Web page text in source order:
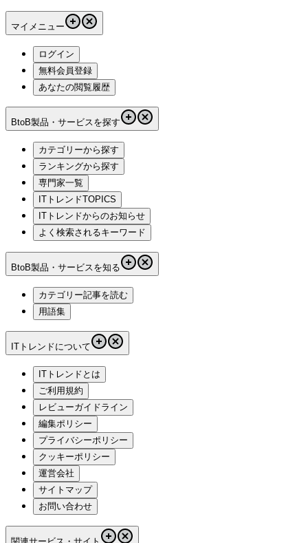
マイメニュー
ログイン
無料会員登録
あなたの閲覧履歴
BtoB製品・サービスを探す
カテゴリーから探す
ランキングから探す
専門家一覧
ITトレンドTOPICS
ITトレンドからのお知らせ
よく検索されるキーワード
BtoB製品・サービスを知る
カテゴリー記事を読む
用語集
ITトレンドについて
ITトレンドとは
ご利用規約
レビューガイドライン
編集ポリシー
プライバシーポリシー
クッキーポリシー
運営会社
サイトマップ
お問い合わせ
関連サービス・サイト